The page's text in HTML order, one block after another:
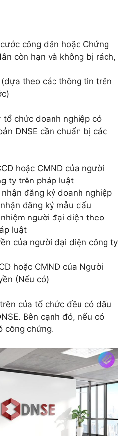
công dân hoặc Chứng
còn hạn và không bị rách,
(dựa theo các thông tin trên
chức doanh nghiệp có
DNSE cần chuẩn bị các
hoặc CMND của người
ty trên pháp luật
đăng ký doanh nghiệp
đăng ký mẫu dấu
người đại diện theo
luật
của người đại diện công ty
hoặc CMND của Người
(Nếu có)
của tổ chức đều có dấu
Bên cạnh đó, nếu có
công chứng.